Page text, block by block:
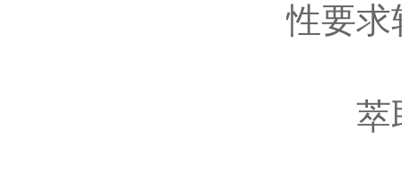
性要求
萃取